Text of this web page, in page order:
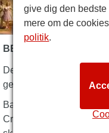
BESKRIVELSE AF
Den elskede Cole
genoplivet i 2026!
Baseret på den
Crosby og Frank
give dig den
mere om de
politik.